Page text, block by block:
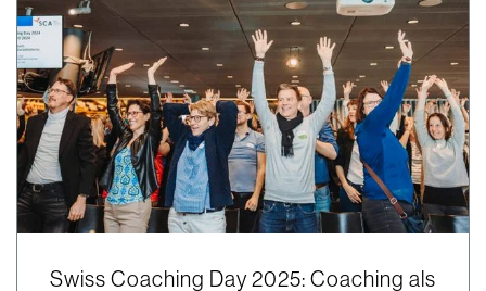
Swiss Coaching Day 2025: Coaching als